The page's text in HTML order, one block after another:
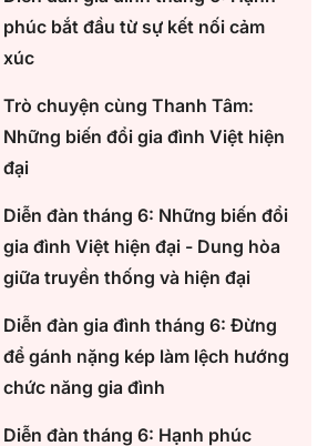
phúc bắt đầu từ sự kết nối cảm
xúc
Trò chuyện cùng Thanh Tâm:
Những biến đổi gia đình Việt hiện
đại
Diễn đàn tháng 6: Những biến đổi
gia đình Việt hiện đại - Dung hòa
giữa truyền thống và hiện đại
Diễn đàn gia đình tháng 6: Đừng
để gánh nặng kép làm lệch hướng
chức năng gia đình
Diễn đàn tháng 6: Hạnh phúc